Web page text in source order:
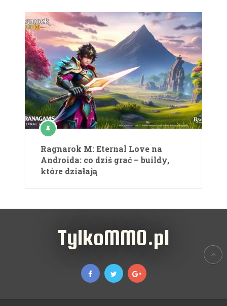
Ragnarok M: Eternal Love na
Androida: co dziś grać – buildy,
które działają
TylkoMMO.pl